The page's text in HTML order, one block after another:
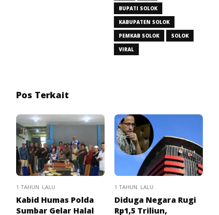
BUPATI SOLOK
KABUPATEN SOLOK
PEMKAB SOLOK
SOLOK
VIRAL
Pos Terkait
1 TAHUN LALU
Kabid Humas Polda
Sumbar Gelar Halal
1 TAHUN LALU
Diduga Negara Rugi
Rp1,5 Triliun,